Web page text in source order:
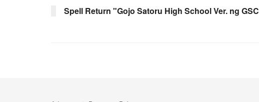
Spell Return "Gojo Satoru High School Ver. ng GSC